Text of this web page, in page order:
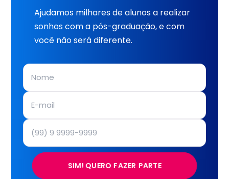
Ajudamos milhares de alunos a realizar
sonhos com a pós-graduação, e com
você não será diferente.
SIM! QUERO FAZER PARTE